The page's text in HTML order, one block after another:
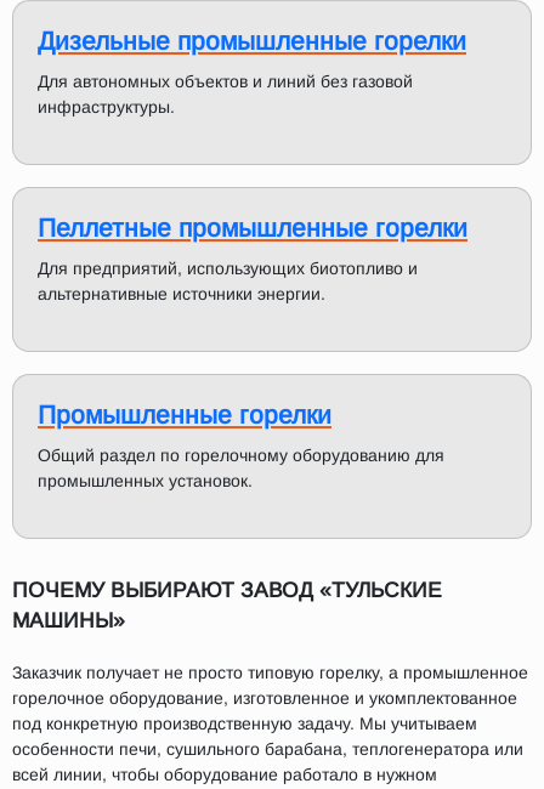
Дизельные промышленные горелки
Для автономных объектов и линий без газовой
инфраструктуры.
Пеллетные промышленные горелки
Для предприятий, использующих биотопливо и
альтернативные источники энергии.
Промышленные горелки
Общий раздел по горелочному оборудованию для
промышленных установок.
ПОЧЕМУ ВЫБИРАЮТ ЗАВОД «ТУЛЬСКИЕ
МАШИНЫ»
Заказчик получает не просто типовую горелку, а промышленное
горелочное оборудование, изготовленное и укомплектованное
под конкретную производственную задачу. Мы учитываем
особенности печи, сушильного барабана, теплогенератора или
всей линии, чтобы оборудование работало в нужном